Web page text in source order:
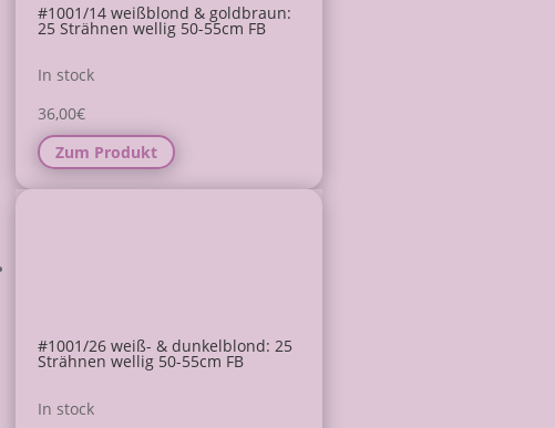
#1001/14 weißblond & goldbraun:
25 Strähnen wellig 50-55cm FB
In stock
36,00€
Zum Produkt
#1001/26 weiß- & dunkelblond: 25
Strähnen wellig 50-55cm FB
In stock